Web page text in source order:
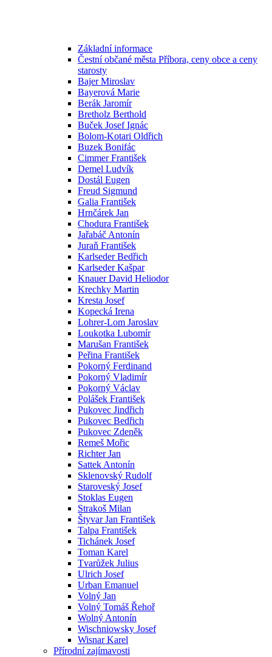
Základní informace
Čestní občané města Příbora, ceny obce a ceny
starosty
Bajer Miroslav
Bayerová Marie
Berák Jaromír
Bretholz Berthold
Buček Josef Ignác
Bolom-Kotari Oldřich
Buzek Bonifác
Cimmer František
Demel Ludvík
Dostál Eugen
Freud Sigmund
Galia František
Hrnčárek Jan
Chodura František
Jařabáč Antonín
Juraň František
Karlseder Bedřich
Karlseder Kašpar
Knauer David Heliodor
Krechky Martin
Kresta Josef
Kopecká Irena
Lohrer-Lom Jaroslav
Loukotka Lubomír
Marušan František
Peřina František
Pokorný Ferdinand
Pokorný Vladimír
Pokorný Václav
Polášek František
Pukovec Jindřich
Pukovec Bedřich
Pukovec Zdeněk
Remeš Mořic
Richter Jan
Sattek Antonín
Sklenovský Rudolf
Staroveský Josef
Stoklas Eugen
Strakoš Milan
Štyvar Jan František
Talpa František
Tichánek Josef
Toman Karel
Tvarůžek Julius
Ulrich Josef
Urban Emanuel
Volný Jan
Volný Tomáš Řehoř
Wolný Antonín
Wischniowsky Josef
Wisnar Karel
Přírodní zajímavosti